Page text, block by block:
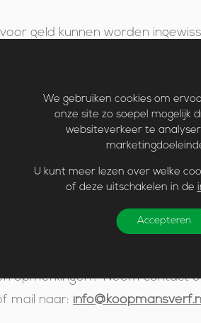
geld kunnen worden
komen voor een prijs moeten
van persoonlijke
overeenstemming met de Wet
verf. De persoonlijke
niet aan derden.
aansprakelijk voor storingen
vertraging of verlies van
opmerkingen? Neem contact
mail naar:
We gebruiken cookies om
onze site zo soepel mogelijk
websiteverkeer te
U kunt meer lezen over welke
of deze uitschakelen in de
Accepteren